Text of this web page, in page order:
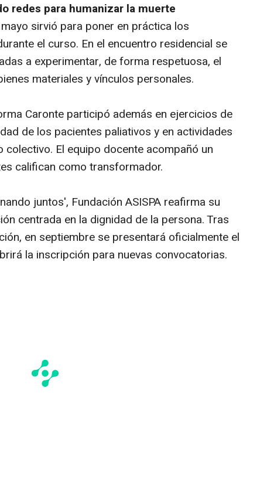
redes para humanizar la muerte
sirvió para poner en práctica los
el curso. En el encuentro residencial se
a experimentar, de forma respetuosa, el
materiales y vínculos personales.
Caronte participó además en ejercicios de
de los pacientes paliativos y en actividades
colectivo. El equipo docente acompañó un
califican como transformador.
juntos', Fundación ASISPA reafirma su
centrada en la dignidad de la persona. Tras
en septiembre se presentará oficialmente el
la inscripción para nuevas convocatorias.